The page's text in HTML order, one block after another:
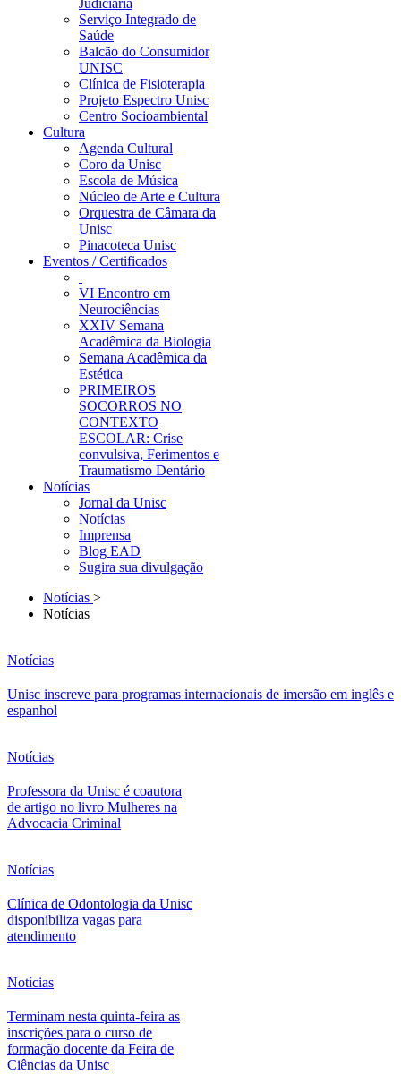
Judiciária
Serviço Integrado de
Saúde
Balcão do Consumidor
UNISC
Clínica de Fisioterapia
Projeto Espectro Unisc
Centro Socioambiental
Cultura
Agenda Cultural
Coro da Unisc
Escola de Música
Núcleo de Arte e Cultura
Orquestra de Câmara da
Unisc
Pinacoteca Unisc
Eventos / Certificados
VI Encontro em
Neurociências
XXIV Semana
Acadêmica da Biologia
Semana Acadêmica da
Estética
PRIMEIROS
SOCORROS NO
CONTEXTO
ESCOLAR: Crise
convulsiva, Ferimentos e
Traumatismo Dentário
Notícias
Jornal da Unisc
Notícias
Imprensa
Blog EAD
Sugira sua divulgação
Notícias >
Notícias
Notícias
Unisc inscreve para programas internacionais de imersão em inglês e
espanhol
Notícias
Professora da Unisc é coautora
de artigo no livro Mulheres na
Advocacia Criminal
Notícias
Clínica de Odontologia da Unisc
disponibiliza vagas para
atendimento
Notícias
Terminam nesta quinta-feira as
inscrições para o curso de
formação docente da Feira de
Ciências da Unisc